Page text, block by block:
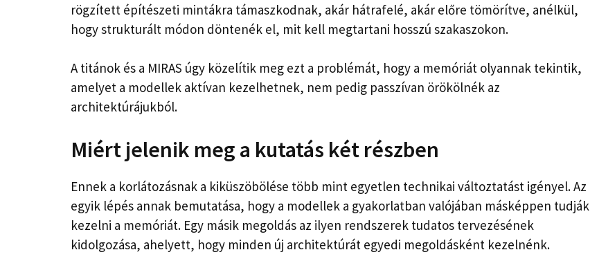
rögzített építészeti mintákra támaszkodnak, akár hátrafelé, akár előre tömörítve, anélkül,
hogy strukturált módon döntenék el, mit kell megtartani hosszú szakaszokon.
A titánok és a MIRAS úgy közelítik meg ezt a problémát, hogy a memóriát olyannak tekintik,
amelyet a modellek aktívan kezelhetnek, nem pedig passzívan örökölnék az
architektúrájukból.
Miért jelenik meg a kutatás két részben
Ennek a korlátozásnak a kiküszöbölése több mint egyetlen technikai változtatást igényel. Az
egyik lépés annak bemutatása, hogy a modellek a gyakorlatban valójában másképpen tudják
kezelni a memóriát. Egy másik megoldás az ilyen rendszerek tudatos tervezésének
kidolgozása, ahelyett, hogy minden új architektúrát egyedi megoldásként kezelnénk.